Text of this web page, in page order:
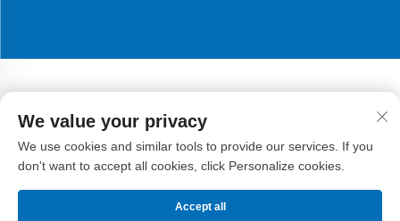
Copyright © 2024 Shanghai Flying Fish Machinery
Manufacturing Co.,Ltd .ນະໂຍບາຍຄວາມເປັນສ່ວນຕົວ
We value your privacy
We use cookies and similar tools to provide our services. If you
don't want to accept all cookies, click Personalize cookies.
Accept all